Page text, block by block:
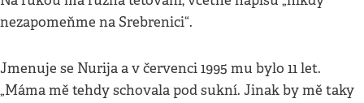
nezapomeňme na Srebrenici“.
Jmenuje se Nurija a v červenci 1995 mu bylo 11 let.
„Máma mě tehdy schovala pod sukní. Jinak by mě taky